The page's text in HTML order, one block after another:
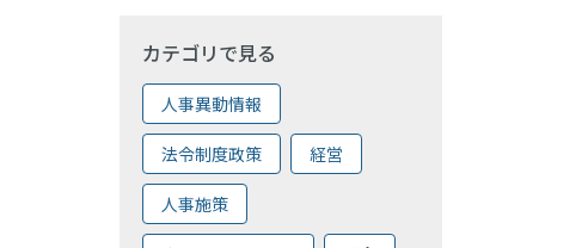
カテゴリで見る
人事異動情報
法令制度政策 経営
人事施策